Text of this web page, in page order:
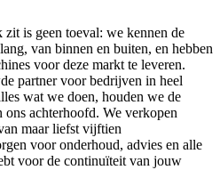
is geen toeval: we kennen de
van binnen en buiten, en hebben
voor deze markt te leveren.
partner voor bedrijven in heel
wat we doen, houden we de
achterhoofd. We verkopen
maar liefst vijftien
voor onderhoud, advies en alle
voor de continuïteit van jouw